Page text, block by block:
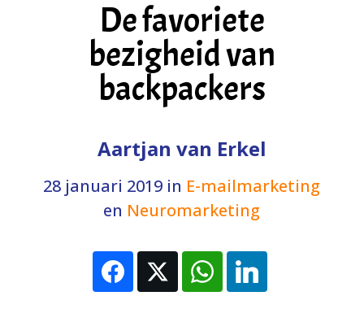
De favoriete
bezigheid van
backpackers
Aartjan van Erkel
28 januari 2019 in E-mailmarketing
en Neuromarketing